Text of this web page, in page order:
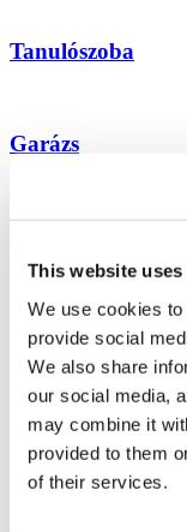
This website
We use cookies
provide social
We also share
our social media,
may combine it
provided to them
of their services.
Tanulószoba
Garázs
Fotószűrők
Nyitott Tér